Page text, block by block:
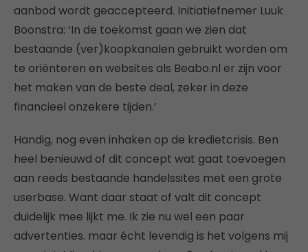
aanbod wordt geaccepteerd. Initiatiefnemer Luuk
Boonstra: ‘In de toekomst gaan we zien dat
bestaande (ver)koopkanalen gebruikt worden om
te oriënteren en websites als Beabo.nl er zijn voor
het maken van de beste deal, zeker in deze
financieel onzekere tijden.’
Handig, nog even inhaken op de kredietcrisis. Ben
heel benieuwd of dit concept wat gaat toevoegen
aan reeds bestaande handelssites met een grote
userbase. Want daar staat of valt dit concept
duidelijk mee lijkt me. Ik zie nu wel een paar
advertenties. maar écht levendig is het volgens mij